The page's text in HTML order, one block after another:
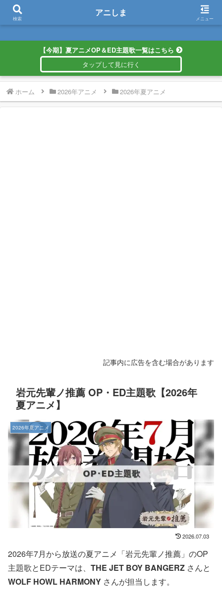
アニしま
【今期】夏アニメOP＆ED主題歌一覧はこちら
ホーム 2026年アニメ 2026年夏アニメ
記事内に広告を含む場合があります
岩元先輩ノ推薦 OP・ED主題歌【2026年
夏アニメ】
2026年夏アニメ
2026.07.03
2026年7月から放送の夏アニメ「岩元先輩ノ推薦」のOP
主題歌とEDテーマは、 THE JET BOY BANGERZ さんと
WOLF HOWL HARMONY さんが担当します。
検索
アニしま
メニュー